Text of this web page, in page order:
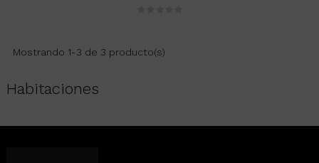
Mostrando 1-3 de 3 producto(s)
Habitaciones